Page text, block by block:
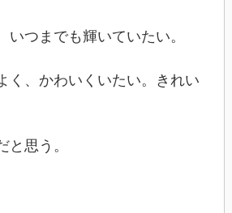
いつまでも輝いていたい。
く、かわいくいたい。きれい
と思う。